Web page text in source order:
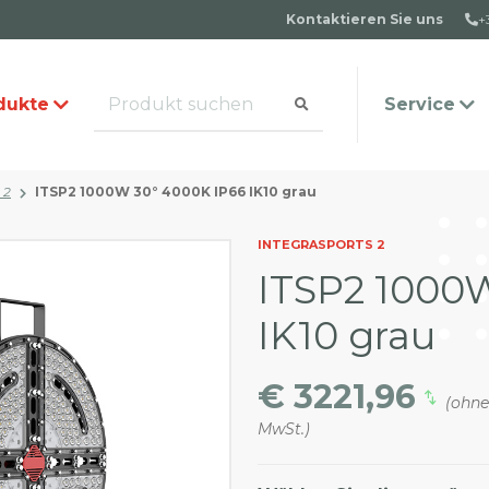
Kontaktieren Sie uns
Service
Häufige Fragen
Kontakt
2 ITSP2 1000W 30° 4000K IP66 IK10 grau
INTEGRASPORTS 2
ITSP2
IK10 grau
€ 3221,96
(ohne
MwSt.)